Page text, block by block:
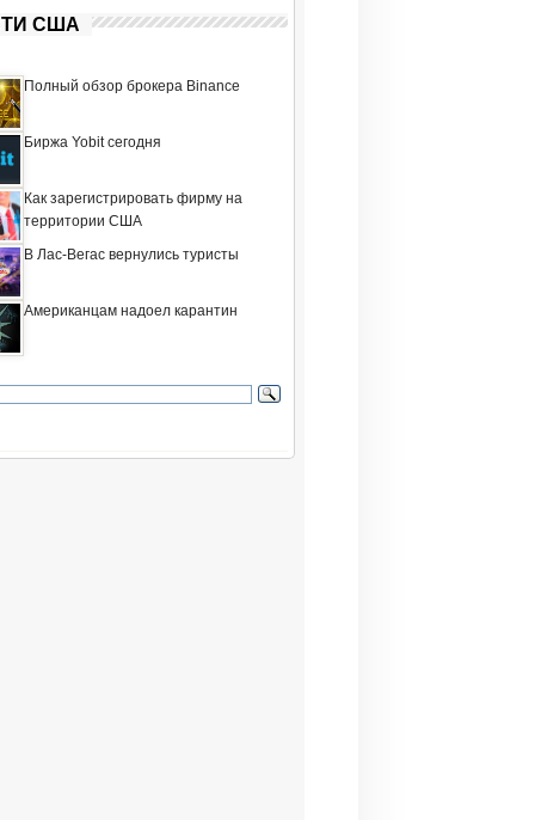
США
Полный обзор брокера Binance
Биржа Yobit сегодня
Как зарегистрировать фирму на
территории США
В Лас-Вегас вернулись туристы
Американцам надоел карантин